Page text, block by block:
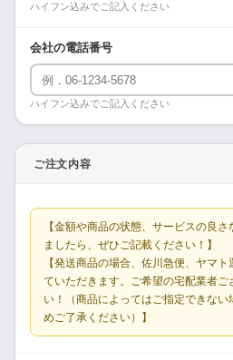
ハイフン込みでご記入ください
会社の電話番号
ハイフン込みでご記入ください
ご注文内容
【金額や商品の状態、サービスの良
ましたら、ぜひご記載ください！】
【発送商品の場合、佐川急便、ヤマ
ていただきます。ご希望の宅配業者ご
い！（商品によってはご指定できな
めご了承ください）】